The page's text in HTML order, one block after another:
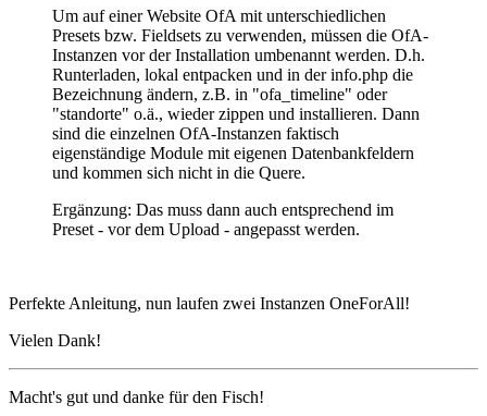
Um auf einer Website OfA mit unterschiedlichen
Presets bzw. Fieldsets zu verwenden, müssen die OfA-
Instanzen vor der Installation umbenannt werden. D.h.
Runterladen, lokal entpacken und in der info.php die
Bezeichnung ändern, z.B. in "ofa_timeline" oder
"standorte" o.ä., wieder zippen und installieren. Dann
sind die einzelnen OfA-Instanzen faktisch
eigenständige Module mit eigenen Datenbankfeldern
und kommen sich nicht in die Quere.
Ergänzung: Das muss dann auch entsprechend im
Preset - vor dem Upload - angepasst werden.
Perfekte Anleitung, nun laufen zwei Instanzen OneForAll!
Vielen Dank!
Macht's gut und danke für den Fisch!